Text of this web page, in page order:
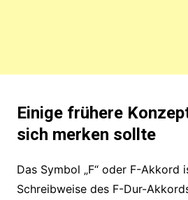
Einige frühere
sich merken sollte
Das Symbol „F“ oder F-Akkord
Schreibweise des F-Dur-